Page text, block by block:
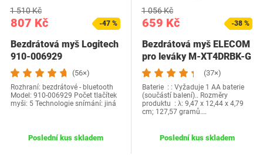
807 Kč
1 510 Kč
-47 %
Bezdrátová myš Logitech
910-006929
(56×)
Rozhraní: bezdrátové - bluetooth
Model: 910-006929 Počet tlačítek
myši: 5 Technologie snímání: jiná
Poslední kus skladem
659 Kč
1 056 Kč
-38 %
Bezdrátová myš ELECOM
pro leváky M-XT4DRBK-G
(37×)
Baterie ‏ : ‎: Vyžaduje 1 AA baterie
(součástí balení).. Rozměry
produktu ‏ : λ: 9,47 x 12,44 x 4,79
cm; 127,57 gramů.…
Poslední kus skladem